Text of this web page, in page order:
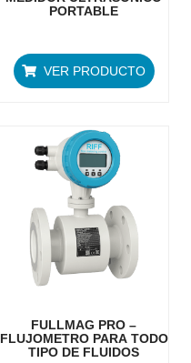
PORTABLE
VER PRODUCTO
FULLMAG PRO –
FLUJOMETRO PARA TODO
TIPO DE FLUIDOS